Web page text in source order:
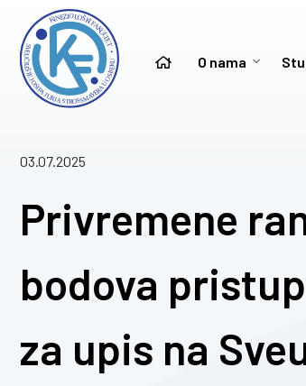
O nama
03.07.2025
Privremene
bodova
za upis na